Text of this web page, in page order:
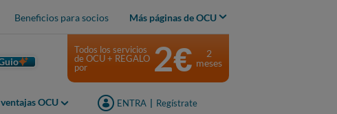
Beneficios para socios Más páginas de OCU
OCU ENTRA Regístrate
Todos los servicios
de OCU + REGALO
por
2€
2
meses